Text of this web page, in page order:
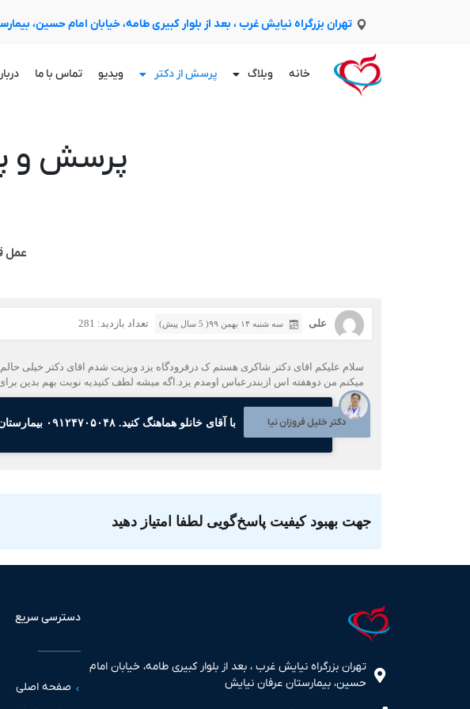
تهران بزرگراه نیایش غرب ، بعد از بلوار کبیری طامه، خیابان امام حسین،
خانه وبلاگ پرسش از دکتر ویدیو تماس با ما
پرسش و
عمل
علی سه شنبه ۱۴ بهمن ۹۹( 5 سال پیش) تعداد بازدید: 281
سلام علیکم اقای دکتر شاکری هستم ک درفرودگاه یزد ویزیت شدم اقای دکتر خیلی
میکنم من دوهفته اس ازبندرعباس اومدم یزد.اگه میشه لطف کنیدیه نوبت بهم بدین
دکتر خلیل فروزان نیا با آقای خانلو هماهنگ کنید. ۰۹۱۲۴۷۰۵۰۴۸ بیمارستان عرفان و رسول اکرم (دولتی) تهران هستم.
جهت بهبود کیفیت پاسخ‌گویی لطفا امتیاز دهید
تهران بزرگراه نیایش غرب ، بعد از بلوار کبیری طامه، خیابان امام
حسین، بیمارستان عرفان نیایش
دسترسی سریع
صفحه اصلی